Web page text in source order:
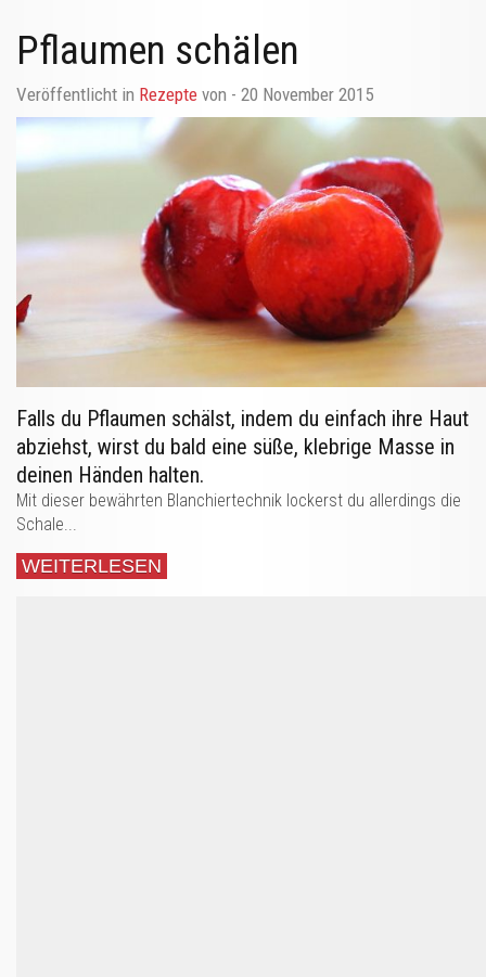
Pflaumen schälen
Veröffentlicht in Rezepte von - 20 November 2015
Falls du Pflaumen schälst, indem du einfach ihre Haut
abziehst, wirst du bald eine süße, klebrige Masse in
deinen Händen halten.
Mit dieser bewährten Blanchiertechnik lockerst du allerdings die
Schale...
WEITERLESEN